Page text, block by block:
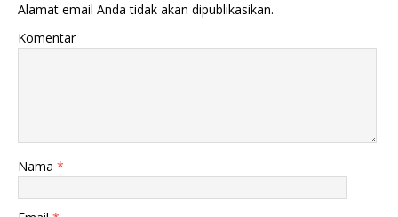
Alamat email Anda tidak akan dipublikasikan.
Komentar
Nama *